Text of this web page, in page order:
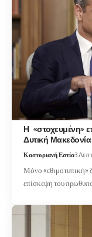
Η «στοχευμένη»
Δυτική
Καστοριανή Εστία3
Μόνο «εθιμοτυπική»
επίσκεψη του